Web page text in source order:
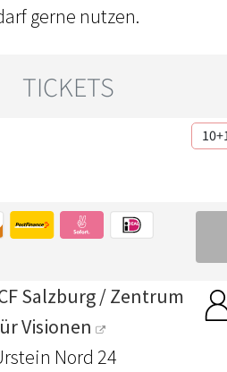
gerne nutzen.
Salzburg / Zentrum
Visionen
Nord 24